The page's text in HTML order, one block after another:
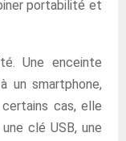
portabilité et
Une enceinte
un smartphone,
cas, elle
clé USB, une